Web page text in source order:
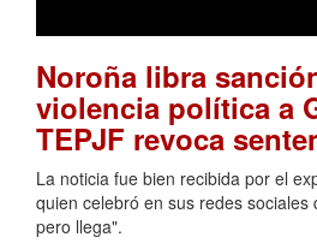
Noroña libra
violencia política a
TEPJF revoca
La noticia fue bien recibida por el
quien celebró en sus redes sociales
pero llega".